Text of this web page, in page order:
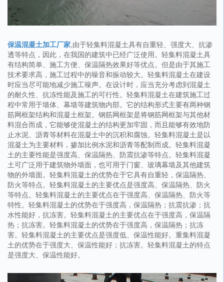
保温混凝土加工厂家,由于轻集料混凝土具有自重轻、强度大、抗渗
透等特点，因此，在我国的建筑中已经广泛使用。轻集料混凝土具
有结构简单、施工方便、保温隔热效果好等优点。但是由于其施工
技术要求高，施工过程中的噪音和振动较大。轻集料混凝土在建设
时应当尽可能地减少施工噪声。在设计时，应当充分考虑到混凝土
的耐久性、抗冻性能及施工的可行性。轻集料混凝土在建筑施工过
程中常用于墙体、幕墙等建筑物内部。它的结构形式主要有两种钢
筋网框架结构和混凝土框架。钢筋网框架是将钢筋网框架与其他材
料混合而成，它能够使混凝土的结构更加牢固，而且能够有效地防
止水泥、沥青等材料在混凝土中的沉积和腐蚀。轻集料混凝土是以
混凝土为主要材料，掺加比例水泥和沥青等配制而成。轻集料混凝
土的主要性能是强度高、保温隔热、防震抗渗等特点。轻集料混凝
土可广泛用于建筑物外墙面，也可用于门窗、玻璃幕墙及其他建筑
物的外墙面。轻集料混凝土的优势在于它具有自重轻，保温隔热、
防火等特点。轻集料混凝土的主要优点是强度高、保温隔热、防火
等特点。轻集料混凝土的主要优点在于强度高、保温隔热、防火等
特性。轻集料混凝土的优势在于强度高，保温隔热；抗震抗渗；抗
水性能好，抗冻害。轻集料混凝土的主要优点在于强度高，保温隔
热；抗冻害。轻集料混凝土的优势在于强度高，保温隔热；抗冻
害。轻集料混凝土的主要优点是强度低、保温性能好。重集料混凝
土的优势在于强度大、保温性能好；抗冻害。轻集料混凝土的特点
是强度大、保温性能好。